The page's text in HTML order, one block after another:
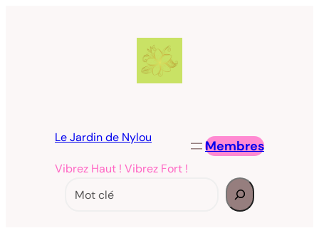
Le Jardin de Nylou
Vibrez Haut ! Vibrez Fort !
Membres
Rechercher